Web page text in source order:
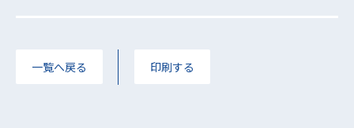
一覧へ戻る 印刷する